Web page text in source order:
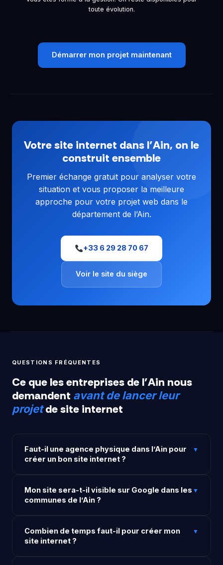
toute évolution.
Démarrer mon projet maintenant
Votre site internet dans l’Ain, on le
construit ensemble
Premier échange gratuit pour analyser votre
situation et vous proposer la meilleure
approche pour votre projet web dans le
département de l’Ain.
+33 6 29 28 70 67
Voir le site du siège
QUESTIONS FRÉQUENTES
Ce que les entreprises de l’Ain nous
demandent avant de lancer leur
projetde site internet
Faut-il une agence physique dans l’Ain pour
créer un bon site internet ?
▼
localisation géographique de l’agence qui le crée.
Rank Agence Web accompagne des entreprises
visioconférence et email avec la même efficacité
Mon site sera-t-il visible sur Google dans les
communes de l’Ain ?
▼
que nous créons. On cible les requêtes géolocalisées
de votre zone de chalandise dans l’Ain — qu’il
Combien de temps faut-il pour créer mon
site internet ?
▼